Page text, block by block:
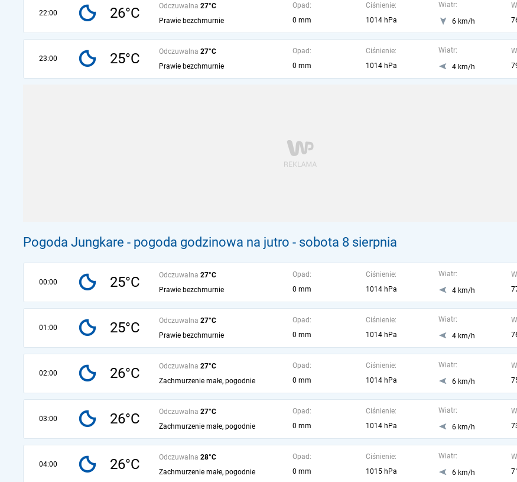
22:00 26°C Odczuwalna 27°C
Prawie bezchmurnie
Opad:
0 mm
Ciśnienie:
1014 hPa
Wiatr:
6 km/h
23:00 25°C Odczuwalna 27°C
Prawie bezchmurnie
Opad:
0 mm
Ciśnienie:
1014 hPa
Wiatr:
4 km/h
Pogoda Jungkare - pogoda godzinowa na jutro - sobota 8 sierpnia
00:00 25°C Odczuwalna 27°C
Prawie bezchmurnie
Opad:
0 mm
Ciśnienie:
1014 hPa
Wiatr:
4 km/h
01:00 25°C Odczuwalna 27°C
Prawie bezchmurnie
Opad:
0 mm
Ciśnienie:
1014 hPa
Wiatr:
4 km/h
02:00 26°C Odczuwalna 27°C
Zachmurzenie małe, pogodnie
Opad:
0 mm
Ciśnienie:
1014 hPa
Wiatr:
6 km/h
03:00 26°C Odczuwalna 27°C
Zachmurzenie małe, pogodnie
Opad:
0 mm
Ciśnienie:
1014 hPa
Wiatr:
6 km/h
04:00 26°C Odczuwalna 28°C
Zachmurzenie małe, pogodnie
Opad:
0 mm
Ciśnienie:
1015 hPa
Wiatr:
6 km/h